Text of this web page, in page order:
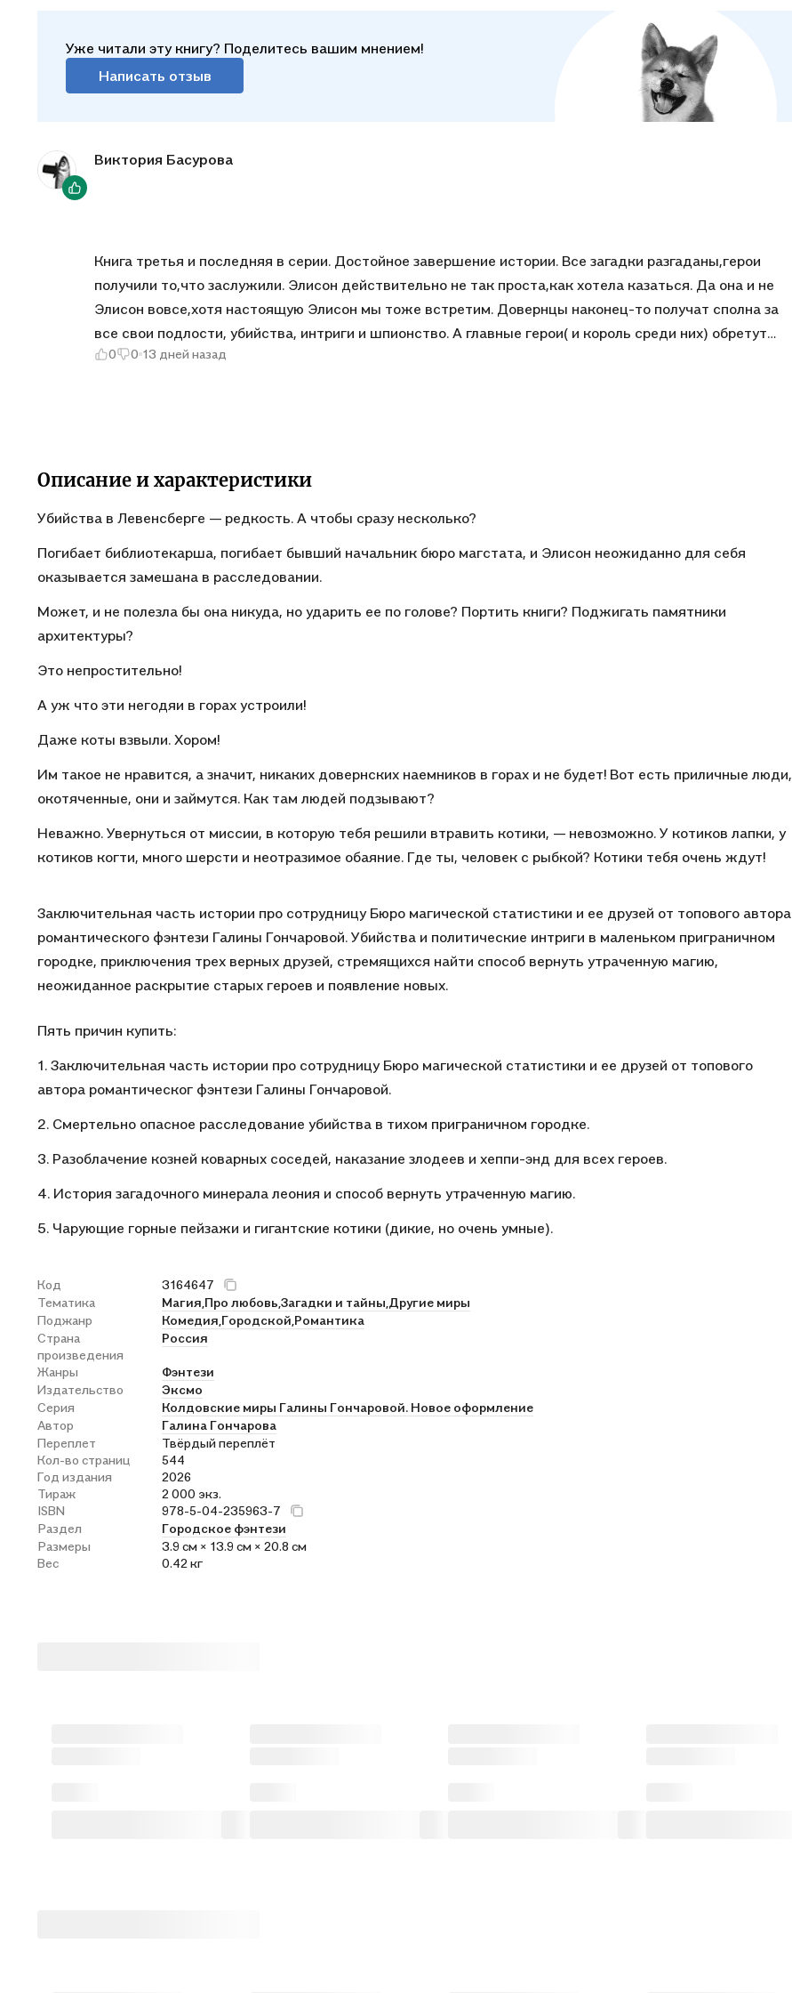
5. Чарующие горные пейзажи и гигантские котики (дикие, но
Уже читали эту книгу? Поделитесь вашим мнением!
Написать отзыв
Виктория Басурова
Книга третья и последняя в серии. Достойное завершение истории. Все загадки разгаданы,герои
получили то,что заслужили. Элисон действительно не так проста,как хотела казаться. Да она и не
Элисон вовсе,хотя настоящую Элисон мы тоже встретим. Довернцы наконец-то получат сполна за
все свои подлости, убийства, интриги и шпионство. А главные герои( и король среди них) обретут
свою любовь и калечат раны( как физические,так и душевные).
0 0 13 дней назад
Описание и характеристики
Убийства в Левенсберге — редкость. А чтобы сразу несколько?
Погибает библиотекарша, погибает бывший начальник бюро магстата, и Элисон неожиданно для себя
оказывается замешана в расследовании.
Может, и не полезла бы она никуда, но ударить ее по голове? Портить книги? Поджигать памятники
архитектуры?
Это непростительно!
А уж что эти негодяи в горах устроили!
Даже коты взвыли. Хором!
Им такое не нравится, а значит, никаких довернских наемников в горах и не будет! Вот есть приличные люди,
окотяченные, они и займутся. Как там людей подзывают?
Неважно. Увернуться от миссии, в которую тебя решили втравить котики, — невозможно. У котиков лапки, у
котиков когти, много шерсти и неотразимое обаяние. Где ты, человек с рыбкой? Котики тебя очень ждут!
Заключительная часть истории про сотрудницу Бюро магической статистики и ее друзей от топового автора
романтического фэнтези Галины Гончаровой. Убийства и политические интриги в маленьком приграничном
городке, приключения трех верных друзей, стремящихся найти способ вернуть утраченную магию,
неожиданное раскрытие старых героев и появление новых.
Пять причин купить:
1. Заключительная часть истории про сотрудницу Бюро магической статистики и ее друзей от топового
автора романтическог фэнтези Галины Гончаровой.
2. Смертельно опасное расследование убийства в тихом приграничном городке.
3. Разоблачение козней коварных соседей, наказание злодеев и хеппи-энд для всех героев.
4. История загадочного минерала леония и способ вернуть утраченную магию.
5. Чарующие горные пейзажи и гигантские котики (дикие, но очень умные).
Код
3164647
Тематика
Магия, Про любовь, Загадки и тайны, Другие миры
Поджанр
Комедия, Городской, Романтика
Страна
произведения
Россия
Жанры
Фэнтези
Издательство
Эксмо
Серия
Колдовские миры Галины Гончаровой. Новое оформление
Автор
Галина Гончарова
Переплет
Твёрдый переплёт
Кол-во страниц
544
Год издания
2026
Тираж
2 000 экз.
ISBN
978-5-04-235963-7
Раздел
Городское фэнтези
Размеры
3.9 см × 13.9 см × 20.8 см
Вес
0.42 кг